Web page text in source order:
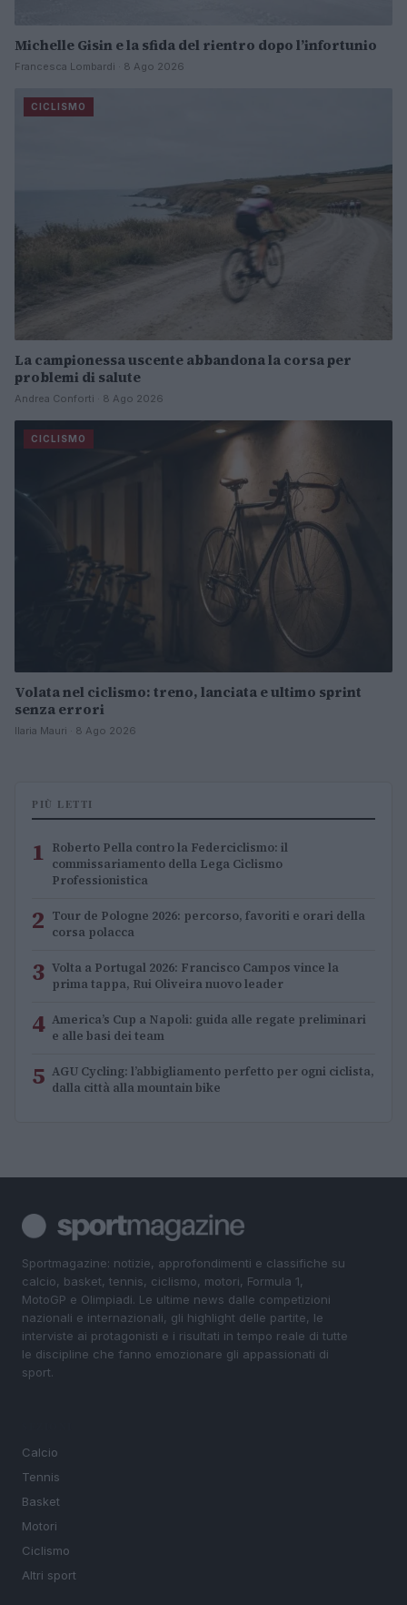
Michelle Gisin e la sfida del rientro dopo l’infortunio
Francesca Lombardi · 8 Ago 2026
CICLISMO
La campionessa uscente abbandona la corsa per
problemi di salute
Andrea Conforti · 8 Ago 2026
CICLISMO
Volata nel ciclismo: treno, lanciata e ultimo sprint
senza errori
Ilaria Mauri · 8 Ago 2026
PIÙ LETTI
1 Roberto Pella contro la Federciclismo: il
commissariamento della Lega Ciclismo
Professionistica
2 Tour de Pologne 2026: percorso, favoriti e orari della
corsa polacca
3 Volta a Portugal 2026: Francisco Campos vince la
prima tappa, Rui Oliveira nuovo leader
4 America’s Cup a Napoli: guida alle regate preliminari
e alle basi dei team
5 AGU Cycling: l’abbigliamento perfetto per ogni ciclista,
dalla città alla mountain bike
Sportmagazine: notizie, approfondimenti e classifiche su
calcio, basket, tennis, ciclismo, motori, Formula 1,
MotoGP e Olimpiadi. Le ultime news dalle competizioni
nazionali e internazionali, gli highlight delle partite, le
interviste ai protagonisti e i risultati in tempo reale di tutte
le discipline che fanno emozionare gli appassionati di
sport.
Calcio
Tennis
Basket
Motori
Ciclismo
Altri sport